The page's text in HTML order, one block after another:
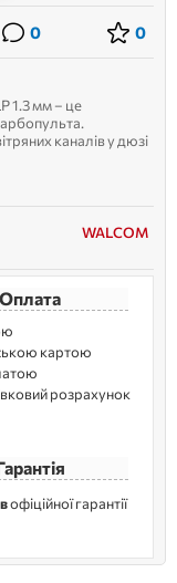
0 0
1.3 мм – це
каналів у дюзі
повітряний
необ...
WALCOM
Оплата
картою
розрахунок
офіційної гарантії